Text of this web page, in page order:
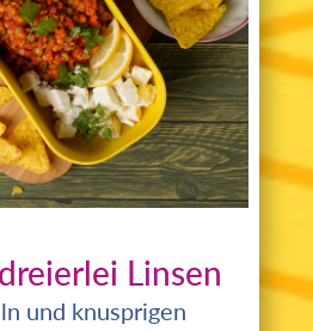
Linsen
und knusprigen